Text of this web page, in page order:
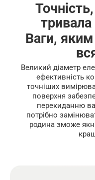
Точність,
Ваги,
Великий діаметр
ефективність
точніших
поверхня
перекиданню
потрібно
родина зможе